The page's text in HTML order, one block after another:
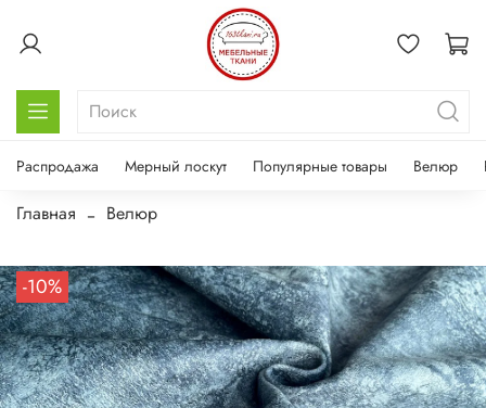
Распродажа Мерный лоскут Популярные товары Велюр
Главная Велюр
-10%